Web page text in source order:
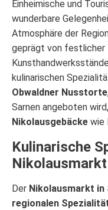
Einheimische und
wunderbare
Atmosphäre der
geprägt von festlicher
kulinarischen
Obwaldner Nusstorte
Sarnen angeboten
Nikolausgebäcke wie
Kulinarische
Nikolausmarkt
Der Nikolausmarkt in
regionalen